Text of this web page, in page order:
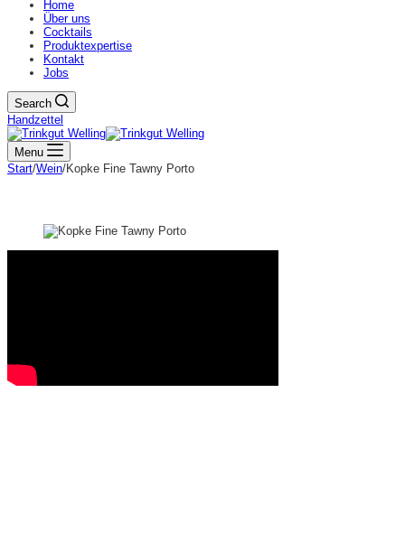
Home
Über uns
Cocktails
Produktexpertise
Kontakt
Jobs
Search
Handzettel
Menu
Start/Wein/Kopke Fine Tawny Porto